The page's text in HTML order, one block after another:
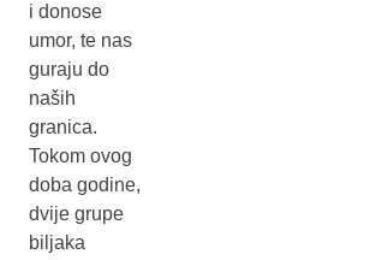
i donose
umor, te nas
guraju do
naših
granica.
Tokom ovog
doba godine,
dvije grupe
biljaka